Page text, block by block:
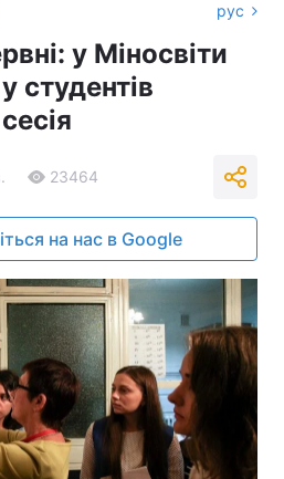
рус
у Міносвіти
студентів
23464
на нас в Google